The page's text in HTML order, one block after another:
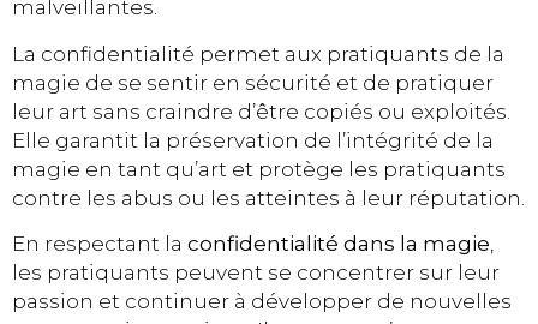
malveillantes.
La confidentialité permet aux pratiquants de la
magie de se sentir en sécurité et de pratiquer
leur art sans craindre d’être copiés ou exploités.
Elle garantit la préservation de l’intégrité de la
magie en tant qu’art et protège les pratiquants
contre les abus ou les atteintes à leur réputation.
En respectant la confidentialité dans la magie,
les pratiquants peuvent se concentrer sur leur
passion et continuer à développer de nouvelles